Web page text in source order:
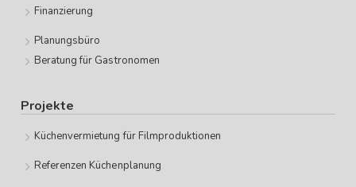
Finanzierung
Planungsbüro
Beratung für Gastronomen
Projekte
Küchenvermietung für Filmproduktionen
Referenzen Küchenplanung